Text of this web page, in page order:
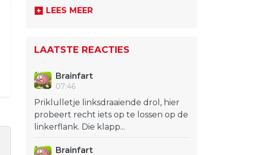
LEES MEER
LAATSTE REACTIES
Brainfart
07:46
Priklulletje linksdraaiende drol, hier
probeert recht iets op te lossen op de
linkerflank. Die klapp...
Brainfart